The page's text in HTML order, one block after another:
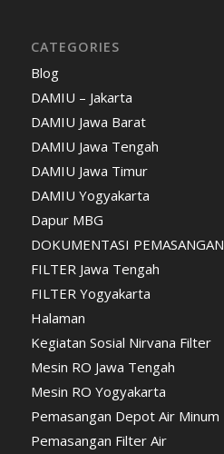
CATEGORIES
Blog
DAMIU – Jakarta
DAMIU Jawa Barat
DAMIU Jawa Tengah
DAMIU Jawa Timur
DAMIU Yogyakarta
Dapur MBG
DOKUMENTASI PEMASANGAN
FILTER Jawa Tengah
FILTER Yogyakarta
Halaman
Kegiatan Sosial Nirvana Filter
Mesin RO Jawa Tengah
Mesin RO Yogyakarta
Pemasangan Depot Air Minum
Pemasangan Filter Air